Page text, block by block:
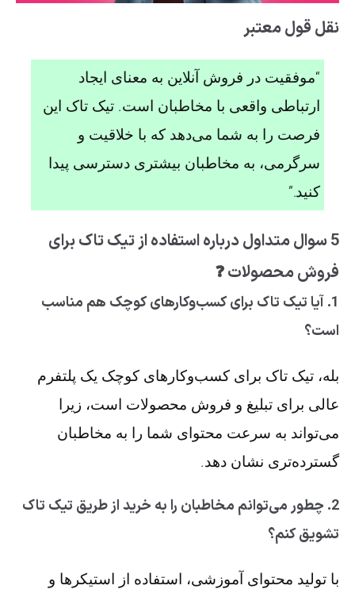
نقل قول معتبر
“موفقیت در فروش آنلاین به معنای ایجاد
ارتباطی واقعی با مخاطبان است. تیک تاک این
فرصت را به شما می‌دهد که با خلاقیت و
سرگرمی، به مخاطبان بیشتری دسترسی پیدا
کنید.”
5 سوال متداول درباره استفاده از تیک تاک برای
فروش محصولات ❓
1. آیا تیک تاک برای کسب‌وکارهای کوچک هم مناسب
است؟
بله، تیک تاک برای کسب‌وکارهای کوچک یک پلتفرم
عالی برای تبلیغ و فروش محصولات است، زیرا
می‌تواند به سرعت محتوای شما را به مخاطبان
گسترده‌تری نشان دهد.
2. چطور می‌توانم مخاطبان را به خرید از طریق تیک تاک
تشویق کنم؟
با تولید محتوای آموزشی، استفاده از استیکرها و